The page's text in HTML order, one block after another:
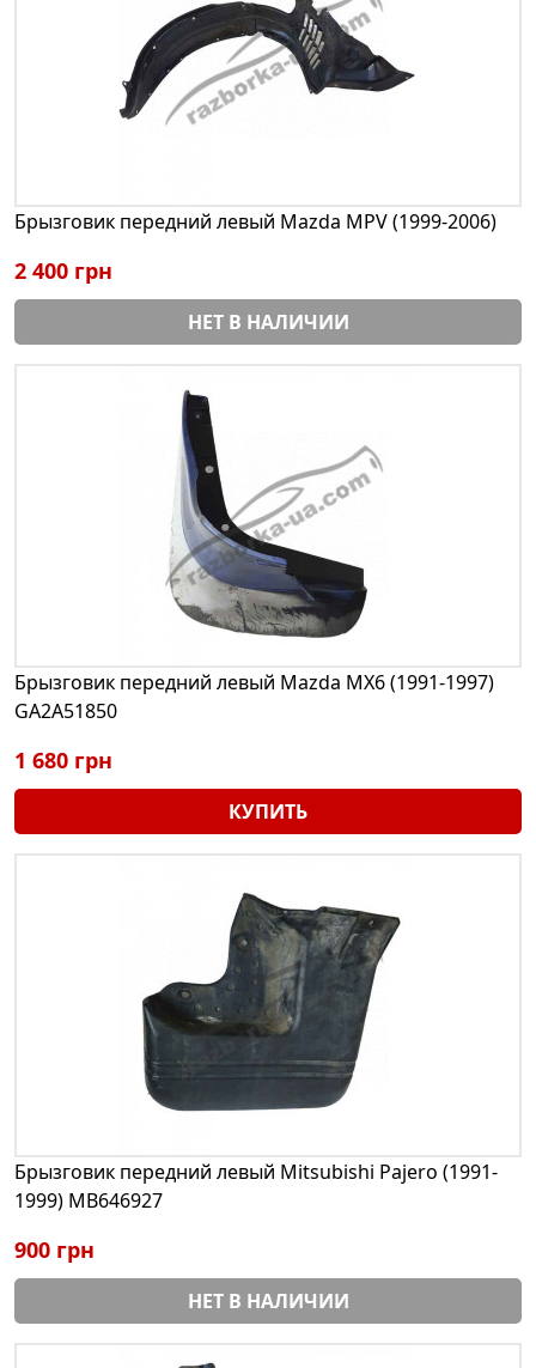
Брызговик передний левый Mazda MPV (1999-2006)
2 400 грн
НЕТ В НАЛИЧИИ
Брызговик передний левый Mazda MX6 (1991-1997)
GA2A51850
1 680 грн
КУПИТЬ
Брызговик передний левый Mitsubishi Pajero (1991-
1999) MB646927
900 грн
НЕТ В НАЛИЧИИ